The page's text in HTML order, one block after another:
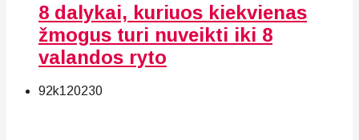
8 dalykai, kuriuos kiekvienas
žmogus turi nuveikti iki 8
valandos ryto
92k120230